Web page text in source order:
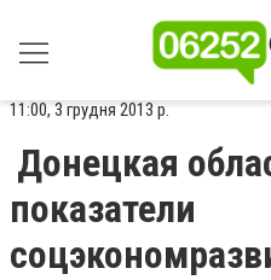
11:00, 3 грудня 2013 р.
Донецкая
показатели